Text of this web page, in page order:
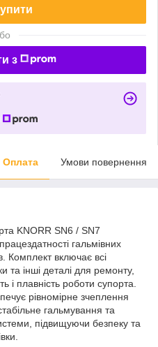
з
Оплата Умови повернення
KNORR SN6 / SN7
гальмівних
Комплект включає всі
та інші деталі для ремонту,
і плавність роботи супорта.
рівномірне зчеплення
гальмування та
підвищуючи безпеку та